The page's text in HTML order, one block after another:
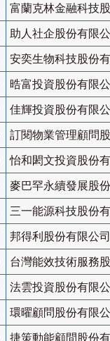
富蘭克林金融科技
助人社企股份有限
安奕生物科技股份
晧富投資股份有限
佳輝投資股份有限
訂閱物業管理顧問
怡和閎文投資股份
麥巴罕永續發展股
三一能源科技股份
邦得利股份有限公司
台灣能效技術服務
法雲投資股份有限
環曜顧問股份有限
捷策動能顧問股份